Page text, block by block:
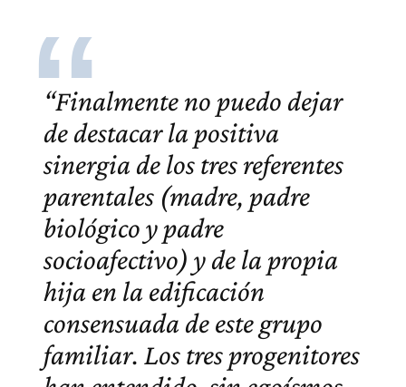
“Finalmente no puedo dejar
de destacar la positiva
sinergia de los tres referentes
parentales (madre, padre
biológico y padre
socioafectivo) y de la propia
hija en la edificación
consensuada de este grupo
familiar. Los tres progenitores